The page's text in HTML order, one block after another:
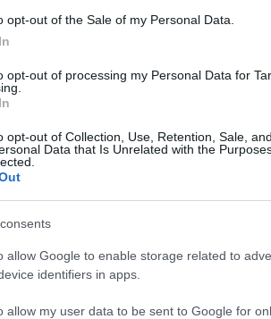
opt-out of the Sale of my Personal Data.
opt-out of processing my Personal Data for
opt-out of Collection, Use, Retention, Sale,
Data that Is Unrelated with the
allow Google to enable storage related to
identifiers in apps.
allow my user data to be sent to Google for